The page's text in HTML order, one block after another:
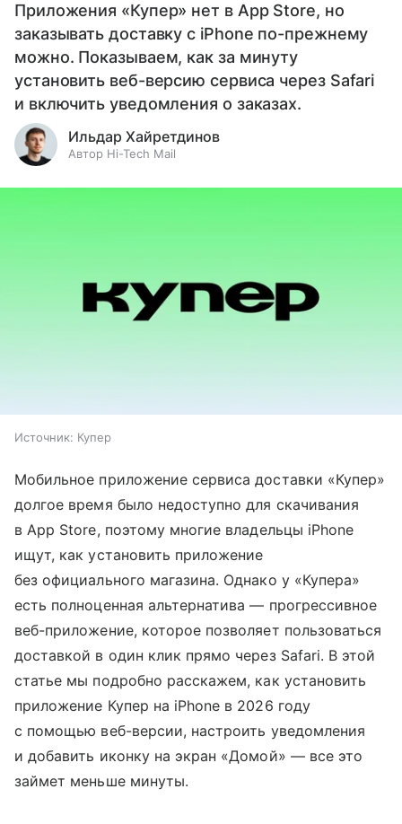
Приложения «Купер» нет в App Store, но
заказывать доставку с iPhone по-прежнему
можно. Показываем, как за минуту
установить веб-версию сервиса через Safari
и включить уведомления о заказах.
Ильдар Хайретдинов
Автор Hi-Tech Mail
Источник: Купер
Мобильное приложение сервиса доставки «Купер»
долгое время было недоступно для скачивания
в App Store, поэтому многие владельцы iPhone
ищут, как установить приложение
без официального магазина. Однако у «Купера»
есть полноценная альтернатива — прогрессивное
веб-приложение, которое позволяет пользоваться
доставкой в один клик прямо через Safari. В этой
статье мы подробно расскажем, как установить
приложение Купер на iPhone в 2026 году
с помощью веб-версии, настроить уведомления
и добавить иконку на экран «Домой» — все это
займет меньше минуты.